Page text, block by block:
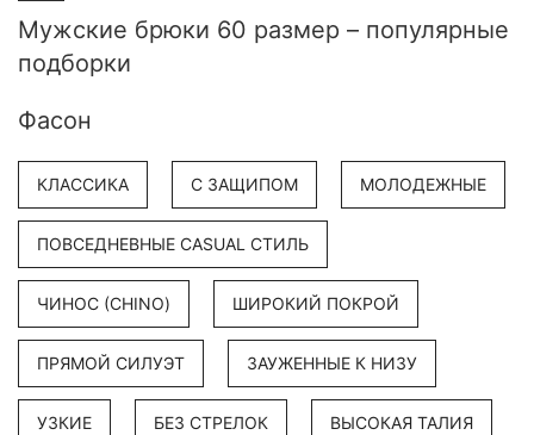
Мужские брюки 60 размер – популярные
подборки
Фасон
КЛАССИКА С ЗАЩИПОМ МОЛОДЕЖНЫЕ
ПОВСЕДНЕВНЫЕ CASUAL СТИЛЬ
ЧИНОС (CHINO) ШИРОКИЙ ПОКРОЙ
ПРЯМОЙ СИЛУЭТ ЗАУЖЕННЫЕ К НИЗУ
УЗКИЕ БЕЗ СТРЕЛОК ВЫСОКАЯ ТАЛИЯ